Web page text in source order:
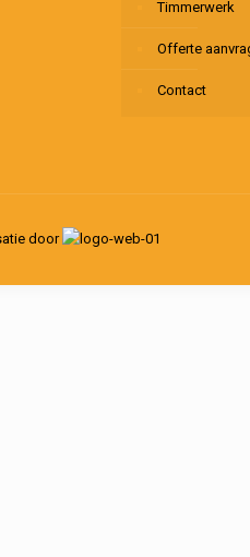
Timmerwerk
Offerte
Contact
door